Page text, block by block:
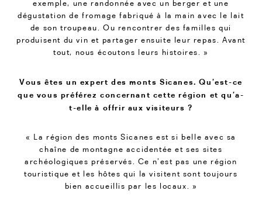
exemple, une randonnée avec un berger et une
dégustation de fromage fabriqué à la main avec le lait
de son troupeau. Ou rencontrer des familles qui
produisent du vin et partager ensuite leur repas. Avant
tout, nous écoutons leurs histoires. »
Vous êtes un expert des monts Sicanes. Qu’est-ce
que vous préférez concernant cette région et qu’a-
t-elle à offrir aux visiteurs ?
« La région des monts Sicanes est si belle avec sa
chaîne de montagne accidentée et ses sites
archéologiques préservés. Ce n’est pas une région
touristique et les hôtes qui la visitent sont toujours
bien accueillis par les locaux. »